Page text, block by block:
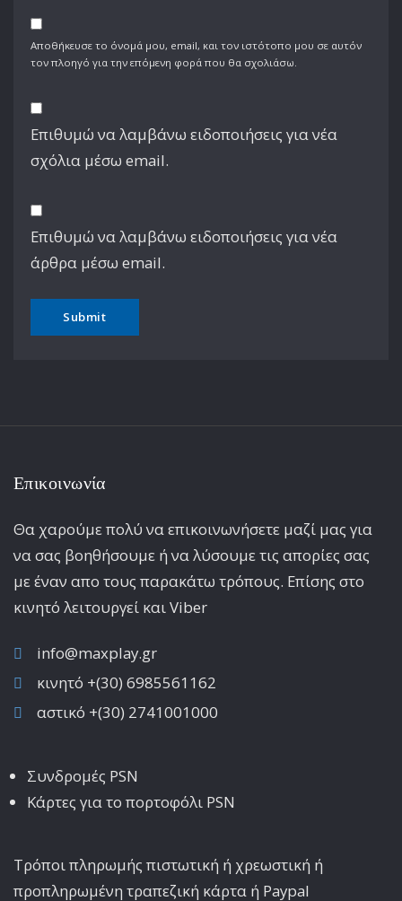
Αποθήκευσε το όνομά μου, email, και τον ιστότοπο μου σε αυτόν
τον πλοηγό για την επόμενη φορά που θα σχολιάσω.
Επιθυμώ να λαμβάνω ειδοποιήσεις για νέα
σχόλια μέσω email.
Επιθυμώ να λαμβάνω ειδοποιήσεις για νέα
άρθρα μέσω email.
Επικοινωνία
Θα χαρούμε πολύ να επικοινωνήσετε μαζί μας για
να σας βοηθήσουμε ή να λύσουμε τις απορίες σας
με έναν απο τους παρακάτω τρόπους. Επίσης στο
κινητό λειτoυργεί και Viber
info@maxplay.gr
κινητό +(30) 6985561162
αστικό +(30) 2741001000
Συνδρομές PSN
Κάρτες για το πορτοφόλι PSN
Τρόποι πληρωμής πιστωτική ή χρεωστική ή
προπληρωμένη τραπεζική κάρτα ή Paypal